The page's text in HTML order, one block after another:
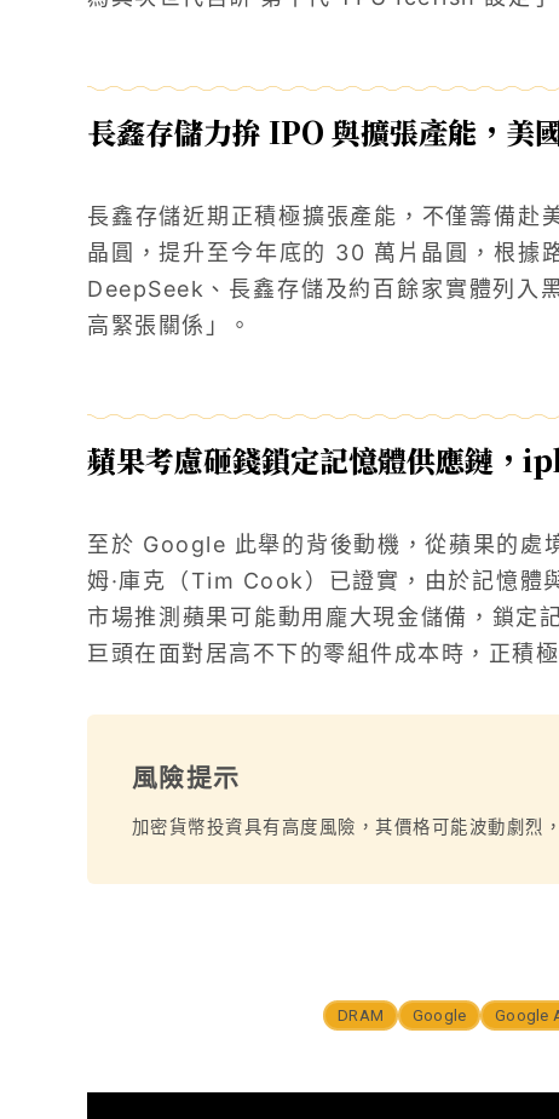
長鑫存儲力拚 IPO 與擴張產能，美
長鑫存儲近期正積極擴張產能，不僅籌備赴
晶圓，提升至今年底的 30 萬片晶圓，根據
DeepSeek、長鑫存儲及約百餘家實體列入
高緊張關係」。
蘋果考慮砸錢鎖定記憶體供應鏈，
至於 Google 此舉的背後動機，從蘋果的處
姆·庫克（Tim Cook）已證實，由於記憶體
市場推測蘋果可能動用龐大現金儲備，鎖定
巨頭在面對居高不下的零組件成本時，正積
風險提示
加密貨幣投資具有高度風險，其價格可能波動劇烈
DRAM Google Google